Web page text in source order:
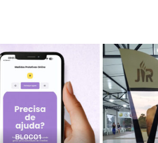
BLOCO1